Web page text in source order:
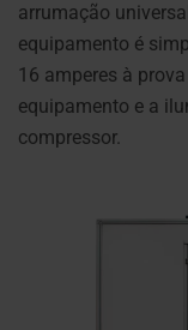
arrumação
equipamento é
16 amperes à
equipamento e a
compressor.